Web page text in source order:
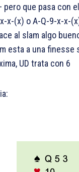
que pasa con
x-(x) o A-Q-9-x-x-
al slam algo
esta a una
UD trata con 6